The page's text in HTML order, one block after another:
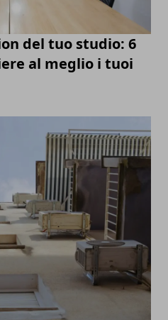
del tuo studio: 6
al meglio i tuoi